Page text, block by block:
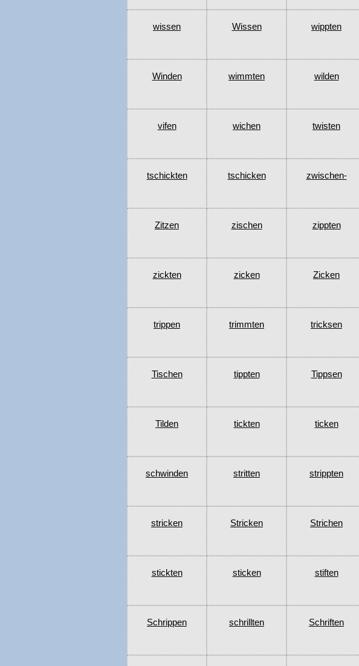
wissen Wissen wippten
Winden wimmten wilden
vifen wichen twisten
tschickten tschicken zwischen-
Zitzen zischen zippten
zickten zicken Zicken
trippen trimmten tricksen
Tischen tippten Tippsen
Tilden tickten ticken
schwinden stritten strippten
stricken Stricken Strichen
stickten sticken stiften
Schrippen schrillten Schriften